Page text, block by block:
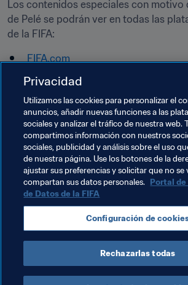
Los contenidos especiales con motivo
de Pelé se podrán ver en todas las
de la FIFA:
FIFA.com
Twitter
Facebook
YouTube
GIPHY
Hashtags: #Pele80 | #ORei80
Temas relacionados
Brazil USA
Privacidad
Utilizamos las cookies para personalizar el
anuncios, añadir nuevas funciones a las
sociales y analizar el tráfico de nuestra web.
compartimos información con nuestros
sociales, publicidad y análisis sobre el uso
de nuestra página. Use los botones de la
ajustar sus preferencias y solicitar que no se
compartan sus datos personales. Portal
de Datos de la FIFA
Configuración de
Rechazarlas todas